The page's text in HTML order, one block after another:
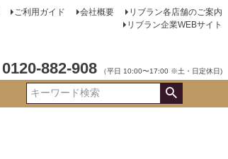
ご利用ガイド 会社概要
リブラン各店舗のご案内
リブラン企業WEBサイト
0120-882-908 （平日 10:00〜17:00 ※土・日定休日)